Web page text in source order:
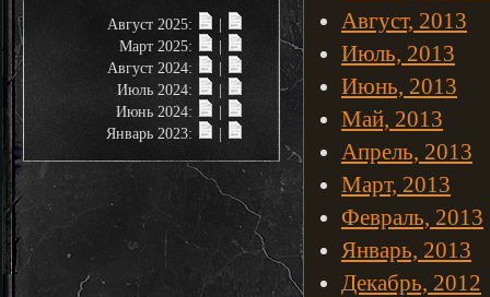
Август 2025:
Март 2025:
Август 2024:
Июль 2024:
Июнь 2024:
Январь 2023:
Август, 2013
Июль, 2013
Июнь, 2013
Май, 2013
Апрель, 2013
Март, 2013
Февраль, 2013
Январь, 2013
Декабрь, 2012